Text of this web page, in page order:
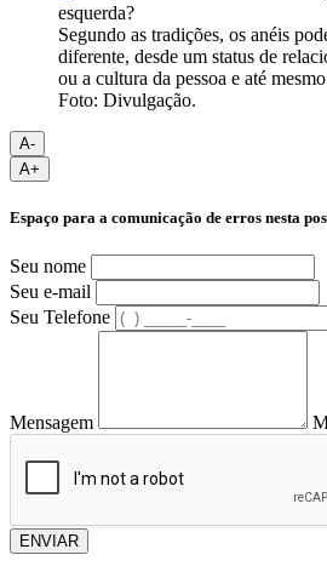
Segundo as tradições, os anéis
diferente, desde um status de
ou a cultura da pessoa e até
Foto: Divulgação.
A-
A+
Espaço para a comunicação de erros nesta
Seu nome
Seu e-mail
Seu Telefone
Mensagem
ENVIAR